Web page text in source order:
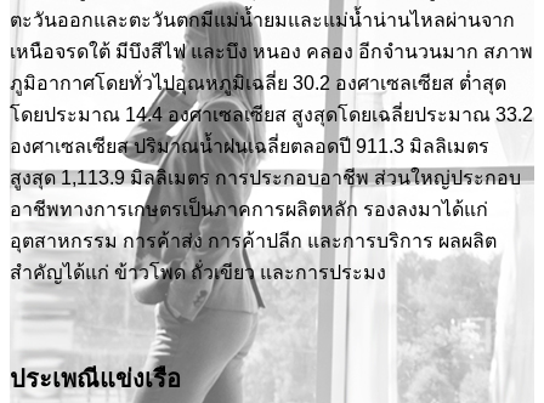
ตะวันออกและตะวันตกมีแม่น้ำยมและแม่น้ำน่านไหลผ่านจาก
เหนือจรดใต้ มีบึงสีไฟ และบึง หนอง คลอง อีกจำนวนมาก สภาพ
ภูมิอากาศโดยทั่วไปอุณหภูมิเฉลี่ย 30.2 องศาเซลเซียส ต่ำสุด
โดยประมาณ 14.4 องศาเซลเซียส สูงสุดโดยเฉลี่ยประมาณ 33.2
องศาเซลเซียส ปริมาณน้ำฝนเฉลี่ยตลอดปี 911.3 มิลลิเมตร
สูงสุด 1,113.9 มิลลิเมตร การประกอบอาชีพ ส่วนใหญ่ประกอบ
อาชีพทางการเกษตรเป็นภาคการผลิตหลัก รองลงมาได้แก่
อุตสาหกรรม การค้าส่ง การค้าปลีก และการบริการ ผลผลิต
สำคัญได้แก่ ข้าวโพด ถั่วเขียว และการประมง
ประเพณีแข่งเรือ